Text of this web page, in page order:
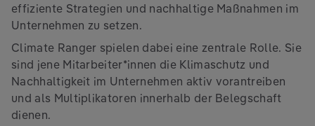
effiziente Strategien und nachhaltige Maßnahmen im
Unternehmen zu setzen.
Climate Ranger spielen dabei eine zentrale Rolle. Sie
sind jene Mitarbeiter*innen die Klimaschutz und
Nachhaltigkeit im Unternehmen aktiv vorantreiben
und als Multiplikatoren innerhalb der Belegschaft
dienen.